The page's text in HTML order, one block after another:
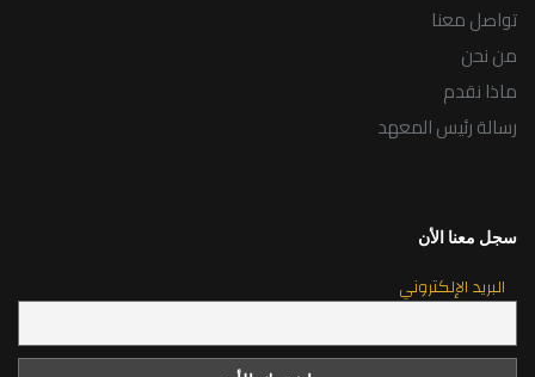
تواصل معنا
من نحن
ماذا نقدم
رسالة رئيس المعهد
سجل معنا الأن
البريد الإلكتروني